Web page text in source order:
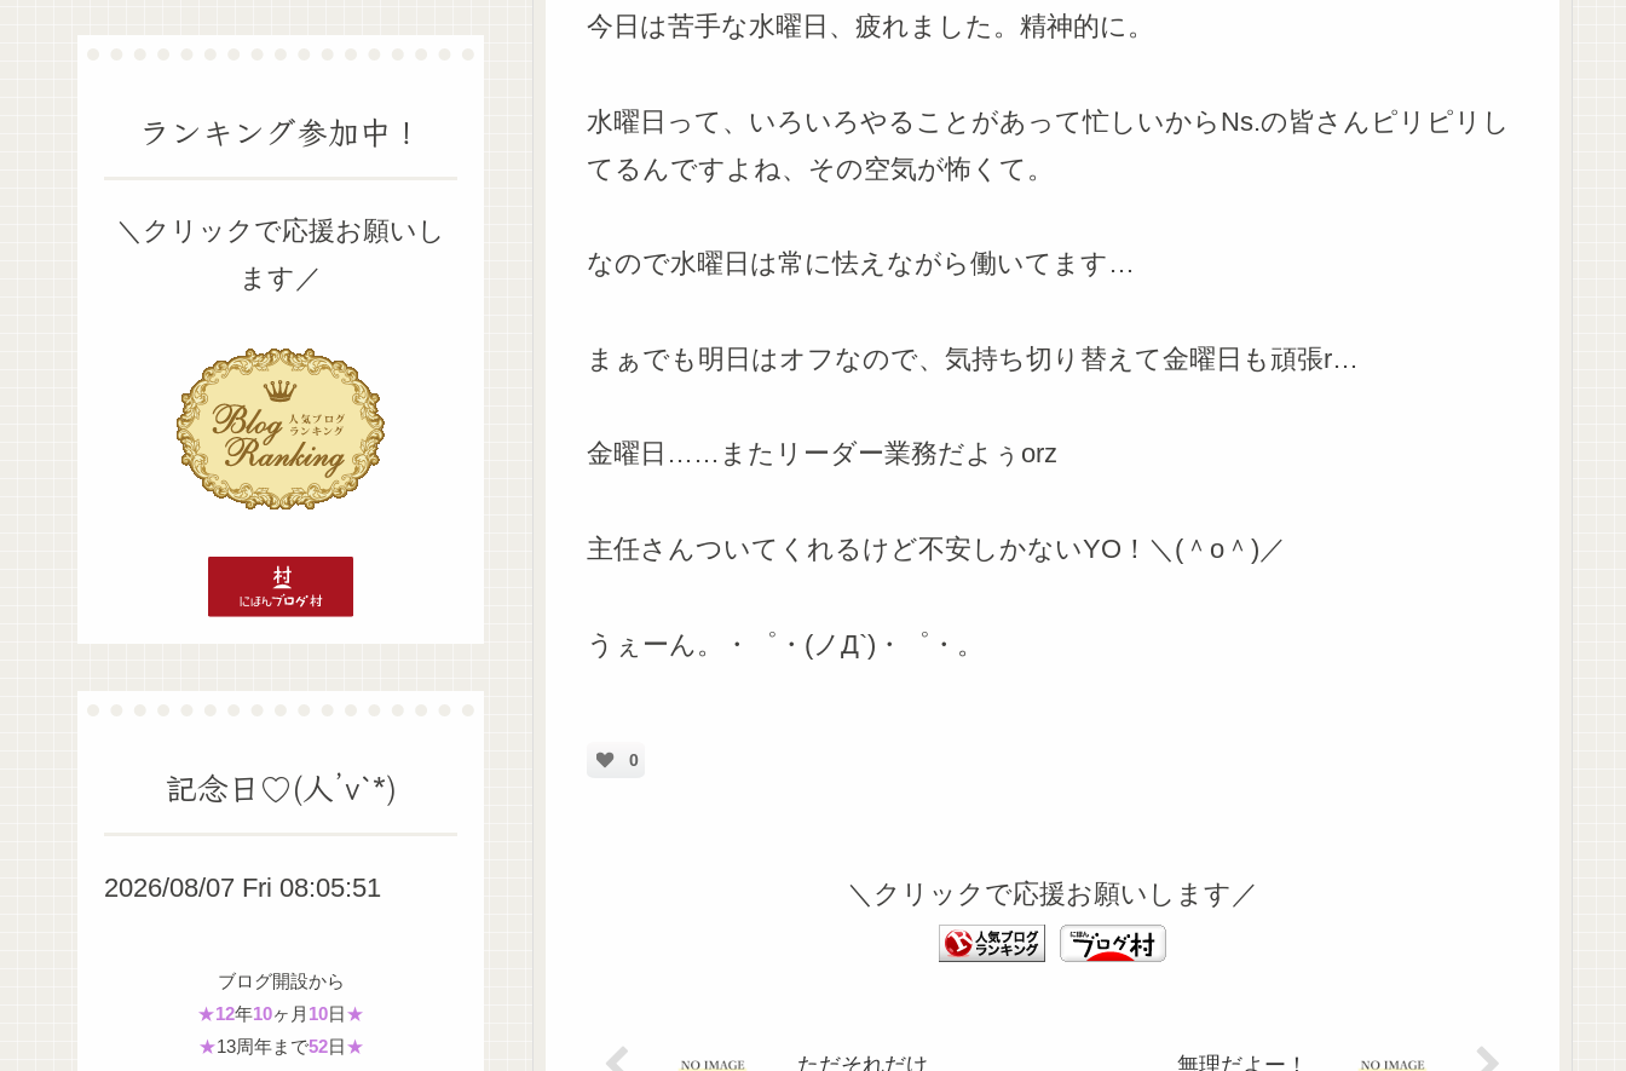
今日は苦手な水曜日、疲れました。精神的に。
水曜日って、いろいろやることがあって忙しいからNs.の皆さんピリピリし
てるんですよね、その空気が怖くて。
なので水曜日は常に怯えながら働いてます…
まぁでも明日はオフなので、気持ち切り替えて金曜日も頑張r…
金曜日……またリーダー業務だよぅorz
主任さんついてくれるけど不安しかないYO！＼(＾o＾)／
うぇーん。・゜・(ノД`)・゜・。
0
＼クリックで応援お願いします／
ただそれだけ 無理だよー！
ランキング参加中！
＼クリックで応援お願いし
ます／
記念日♡(人’v`*)
2026/08/07 Fri 08:05:52
ブログ開設から
★12年10ヶ月 10日★
★13周年まで52日★